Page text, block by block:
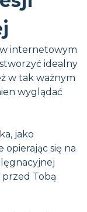
w internetowym
idealny
w tak ważnym
wyglądać
jako
się na
Tobą